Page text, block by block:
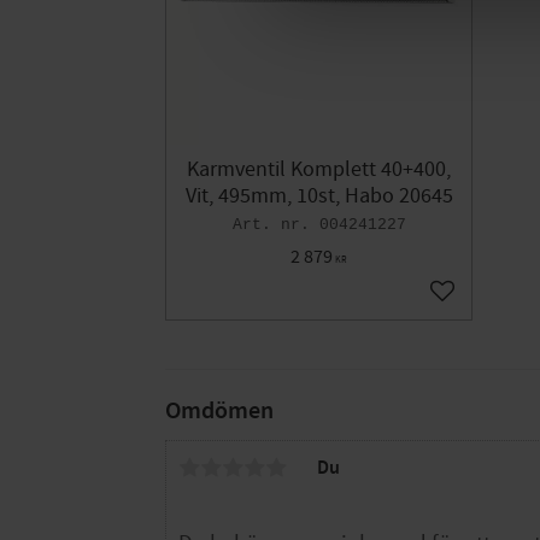
Omdömen
Du
Karmventil Komplett 40+400,
Vit, 495mm, 10st, Habo 20645
004241227
2 879 KR
Lägg till i